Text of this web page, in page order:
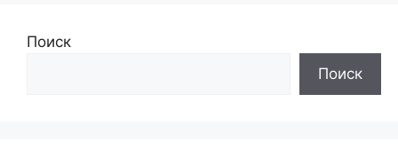
Поиск
Поиск